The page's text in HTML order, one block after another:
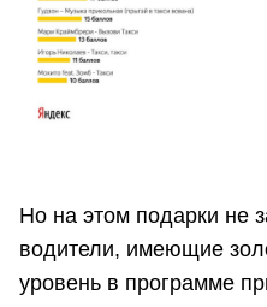
Но на этом подарки не
водители, имеющие
уровень в программе